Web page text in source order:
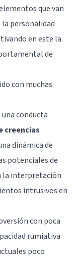
que van
personalidad
en este la
de
con muchas
conducta
creencias
dinámica de
potenciales de
la interpretación
intrusivos en
con poca
rumiativa
poco